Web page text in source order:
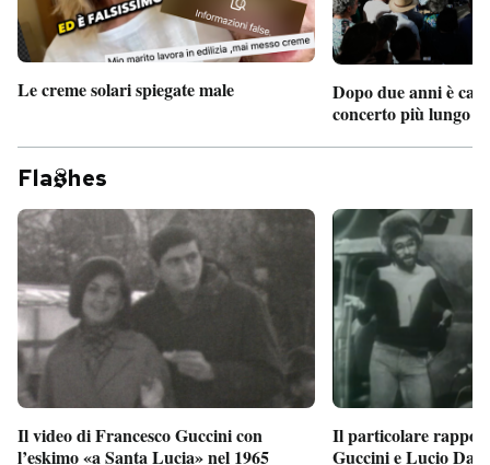
I MIEI PREFERITI
SHOP
CALENDARIO
AREA PERSONALE
Entra
Le creme solari spiegate male
Dopo due anni è
concerto più lungo
Fla hes
Il video di Francesco Guccini con
l’eskimo «a Santa Lucia» nel 1965
Il particolare
Guccini e Lucio